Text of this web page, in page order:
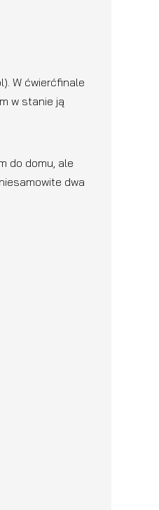
W ćwierćfinale
w stanie ją
do domu, ale
dwa